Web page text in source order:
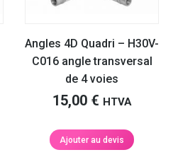
Angles 4D Quadri – H30V-
C016 angle transversal
de 4 voies
15,00 € HTVA
Ajouter au devis